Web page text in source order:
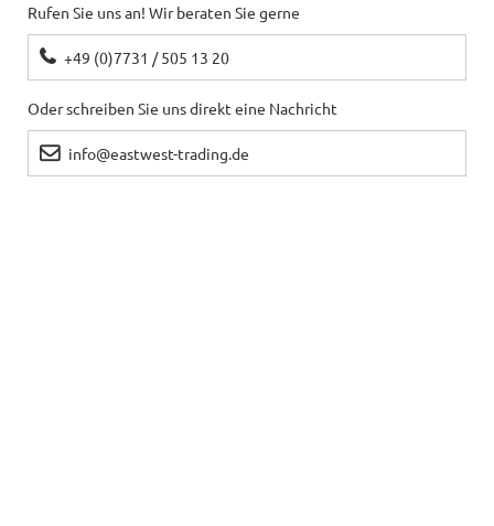
Rufen Sie uns an! Wir beraten Sie gerne
+49 (0)7731 / 505 13 20
Oder schreiben Sie uns direkt eine Nachricht
info@eastwest-trading.de